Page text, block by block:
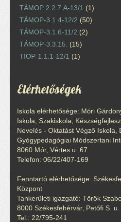
TÁMOP 2.2.7.A-13/1 (1)
TÁMOP-3.1.4-12/2 (50)
TÁMOP-3.1.6-11/2 (2)
TÁMOP-3.3.15.
(15)
TIOP-1.1.1-12/1 (1)
Elérhetőségek
Iskola elérhetősége: Móri
Iskola, Szakiskola,
Nevelés - Oktatást Végző Iskola,
Gyógypedagógiai Módszertani
8060 Mór, Vértes u. 67.
Telefon: 06/22/407-169
Fenntartó elérhetősége:
Központ
Tankerületi igazgató: Török
8000 Székesfehérvár, Petőfi S. u.
Tel.: 22/795-241